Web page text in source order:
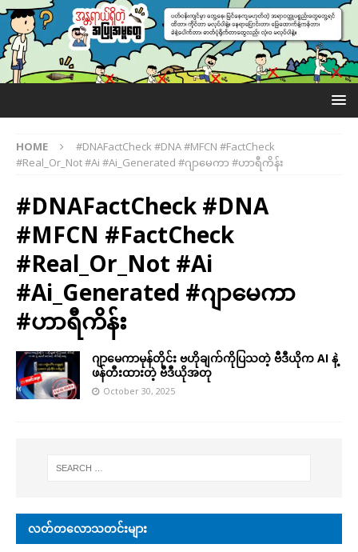
HOME
#DNAFactCheck #DNA #MFCN #FactCheck
#Real_Or_Not #Ai #Ai_Generated #ဂျာမေကာ #ဟာရီကိန်း
#DNAFactCheck #DNA
#MFCN #FactCheck
#Real_Or_Not #Ai
#Ai_Generated #ဂျာမေကာ
#ဟာရီကိန်း
ဂျာမေကာမုန်တိုင်း ဗဟိုချက်ကိုပြသတဲ့ ဗီဒီယိုက AI နဲ့
ဖန်တီးထားတဲ့ ဗီဒီယိုအတု
October 30, 2025
လတ်တလောသတင်းများ